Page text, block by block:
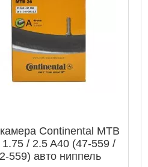
Continental MTB
1.75 / 2.5 A40 (47-559 /
559) авто ниппель